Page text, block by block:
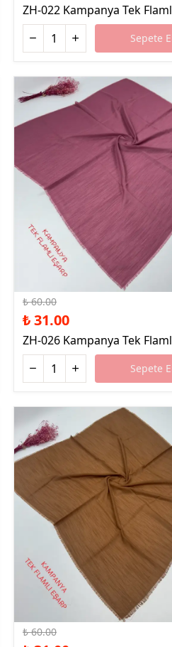
ZH-022 Kampanya Tek
Sepete
₺ 60.00
₺ 31.00
ZH-026 Kampanya Tek
Sepete
₺ 60.00